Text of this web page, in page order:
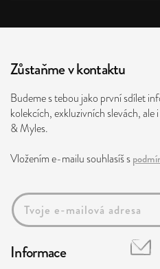
Zůstaňme v kontaktu
Budeme s tebou jako první sdílet
kolekcích, exkluzivních slevách,
& Myles.
Vložením e-mailu souhlasíš s
Informace